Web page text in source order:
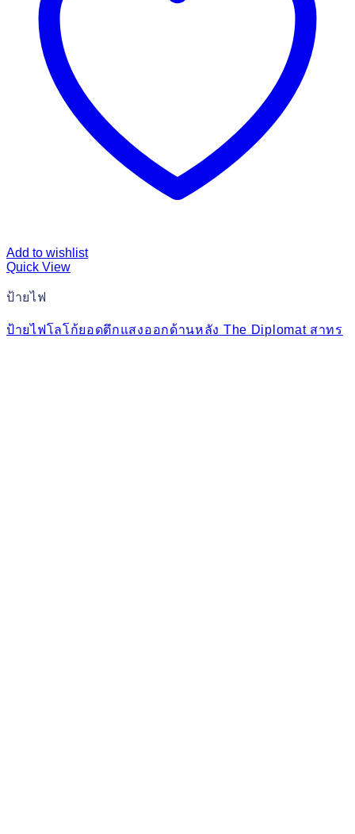
Add to wishlist
Quick View
ป้ายไฟ
ป้ายไฟโลโก้ยอดตึกแสงออกด้านหลัง The Diplomat สาทร